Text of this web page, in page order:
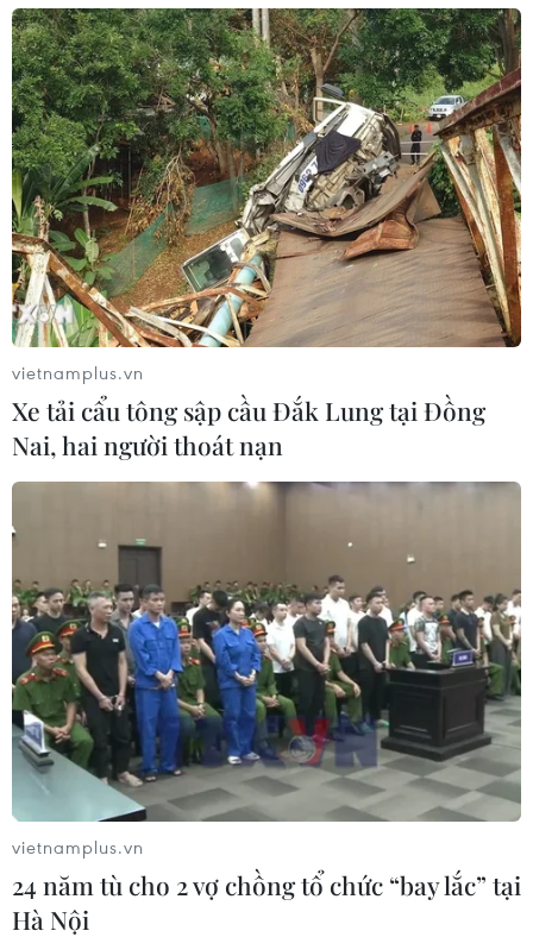
vietnamplus.vn
Xe tải cẩu tông sập cầu Đắk Lung tại Đồng
Nai, hai người thoát nạn
vietnamplus.vn
24 năm tù cho 2 vợ chồng tổ chức “bay lắc” tại
Hà Nội